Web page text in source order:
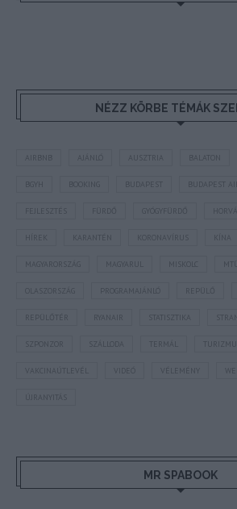
NÉZZ KÖRBE TÉMÁK
AUSZTRIA BALATON
BUDAPEST BUDAPEST
FEJLESZTÉS
KARANTÉN
MTÜ
REPÜLŐTÉR STATISZTIKA
TERMÁL TURIZMUS
VAKCINAÚTLEVÉL
ÚJRANYITÁS
MR SPABOOK